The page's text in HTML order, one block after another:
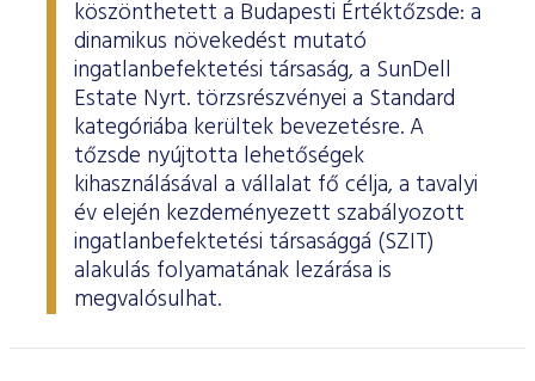
köszönthetett a Budapesti Értéktőzsde: a
dinamikus növekedést mutató
ingatlanbefektetési társaság, a SunDell
Estate Nyrt. törzsrészvényei a Standard
kategóriába kerültek bevezetésre. A
tőzsde nyújtotta lehetőségek
kihasználásával a vállalat fő célja, a tavalyi
év elején kezdeményezett szabályozott
ingatlanbefektetési társasággá (SZIT)
alakulás folyamatának lezárása is
megvalósulhat.